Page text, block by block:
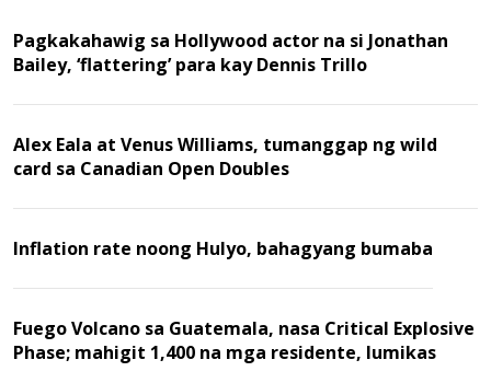
Pagkakahawig sa Hollywood actor na si Jonathan
Bailey, ‘flattering’ para kay Dennis Trillo
Alex Eala at Venus Williams, tumanggap ng wild
card sa Canadian Open Doubles
Inflation rate noong Hulyo, bahagyang bumaba
Fuego Volcano sa Guatemala, nasa Critical Explosive
Phase; mahigit 1,400 na mga residente, lumikas